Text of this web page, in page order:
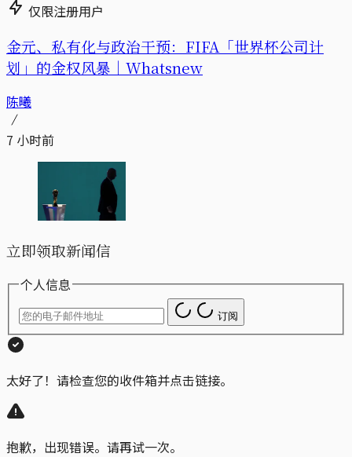
仅限注册用户
金元、私有化与政治干预：FIFA「世界杯公司计
划」的金权风暴｜Whatsnew
陈曦
7 小时前
立即领取新闻信
个人信息
订阅
太好了！请检查您的收件箱并点击链接。
抱歉，出现错误。请再试一次。